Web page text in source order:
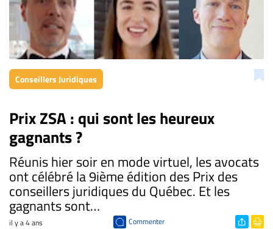
Conseillers Juridiques
Prix ZSA : qui sont les heureux
gagnants ?
Réunis hier soir en mode virtuel, les avocats
ont célébré la 9ième édition des Prix des
conseillers juridiques du Québec. Et les
gagnants sont…
il y a 4 ans Commenter